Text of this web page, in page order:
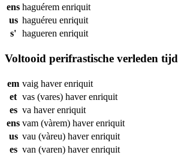
ens haguérem enriquit
us haguéreu enriquit
s' hagueren enriquit
Voltooid perifrastische verleden tijd
em vaig haverenriquit
et vas (vares) haverenriquit
es va haverenriquit
ens vam (vàrem) haverenriquit
us vau (vàreu) haverenriquit
es van (varen) haverenriquit